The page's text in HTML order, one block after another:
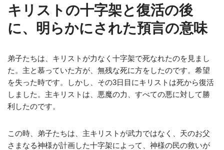
キリストの十字架と復活の後
に、明らかにされた預言の意味
弟子たちは、キリストが力なく十字架で死なれたのを見まし
た。主と慕っていた方が、無残な死に方をしたのです。希望
を失った時です。しかし、その3日目にキリストは死から復活
しました。主キリストは、悪魔の力、すべての悪に対して勝
利したのです。
この時、弟子たちは、主キリストが武力ではなく、天のお父
さまなる神様が計画した十字架によって、神様の民の救いが